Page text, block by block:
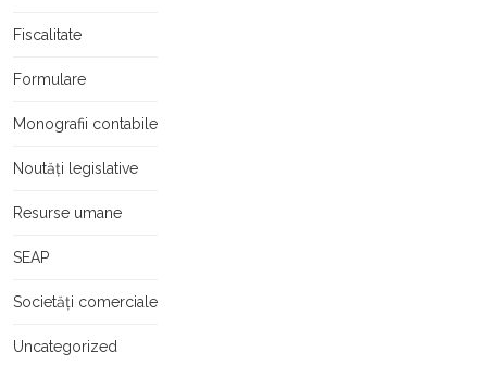
Fiscalitate
Formulare
Monografii contabile
Noutăți legislative
Resurse umane
SEAP
Societăți comerciale
Uncategorized